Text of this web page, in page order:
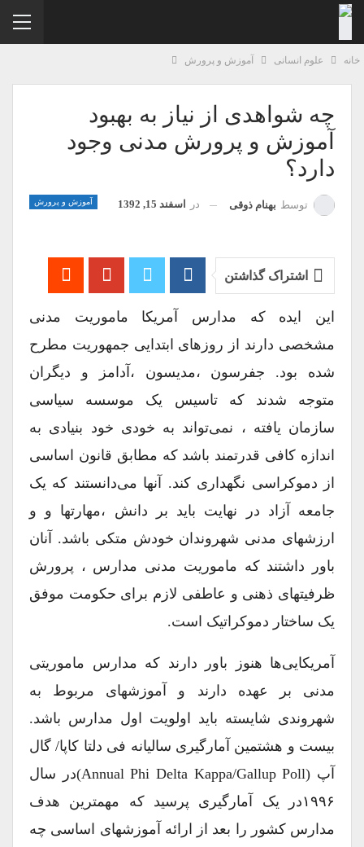
علوم انسانی آموزش و پرورش
چه شواهدی از نیاز به بهبود
آموزش و پرورش مدنی وجود
دارد؟
آموزش و پرورش توسطبهنام ذوقی دراسفند 15, 1392
اشتراک گذاشتن
این ایده که مدارس آمریکا ماموریت مدنی
مشخصی دارند از روزهای ابتدایی جمهوریت مطرح
شده بود. جفرسون ،مدیسون ،آدامز و دیگران
متوجه شدند که تاسیس یک موسسه سیاسی
سازمان یافته ، نمی‌تواند به خودی خود بنیادی به
اندازه کافی قدرتمند باشد که مطابق قانون اساسی
از دموکراسی نگهداری کند. آنها می‌دانستند که یک
جامعه آزاد در نهایت باید بر دانش ،مهارتها و و
ارزشهای مدنی شهروندان خودش متکی باشد. آنان
باور داشتند که ماموریت مدنی مدارس ، پرورش
ظرفیتهای ذهنی و عاطفی لازم برای حکومت موفق
یک ساختار دموکراتیک است.
آمریکایی‌ها هنوز باور دارند که مدارس ماموریتی
مدنی بر عهده دارند و آموزشهای مربوط به
شهروندی شایسته باید اولویت اول مدارس باشد.
بیست و هشتمین آمارگیری سالیانه فی دلتا کاپا/ گال
آپ (Annual Phi Delta Kappa/Gallup Poll)در سال
۱۹۹۶در یک آمارگیری پرسید که مهمترین هدف
مدارس کشور را بعد از ارائه آموزشهای اساسی چه